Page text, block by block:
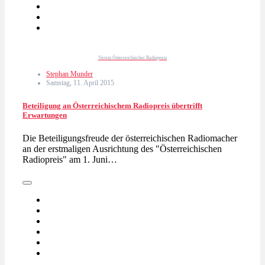
Verein Österreichischer Radiopreis
Stephan Munder
Samstag, 11. April 2015
Beteiligung an Österreichischem Radiopreis übertrifft
Erwartungen
Die Beteiligungsfreude der österreichischen Radiomacher
an der erstmaligen Ausrichtung des "Österreichischen
Radiopreis" am 1. Juni…